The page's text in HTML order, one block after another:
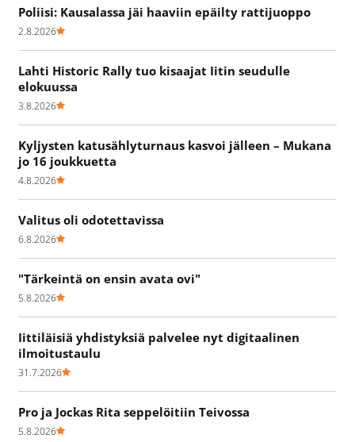
Poliisi: Kausalassa jäi haaviin epäilty rattijuoppo
2.8.2026
Lahti Historic Rally tuo kisaajat Iitin seudulle
elokuussa
3.8.2026
Kyljysten katusählyturnaus kasvoi jälleen – Mukana
jo 16 joukkuetta
4.8.2026
Valitus oli odotettavissa
6.8.2026
"Tärkeintä on ensin avata ovi"
5.8.2026
Iittiläisiä yhdistyksiä palvelee nyt digitaalinen
ilmoitustaulu
31.7.2026
Pro ja Jockas Rita seppelöitiin Teivossa
5.8.2026